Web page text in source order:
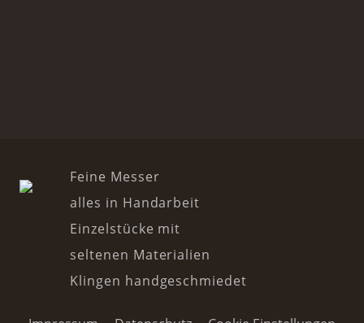
Feine Messer
alles in Handarbeit
Einzelstücke mit
seltenen Materialien
Klingen handgeschmiedet